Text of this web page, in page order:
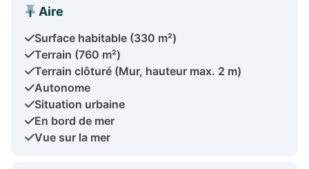
Aire
Surface habitable (330 m²)
Terrain (760 m²)
Terrain clôturé (Mur, hauteur max. 2 m)
Autonome
Situation urbaine
En bord de mer
Vue sur la mer